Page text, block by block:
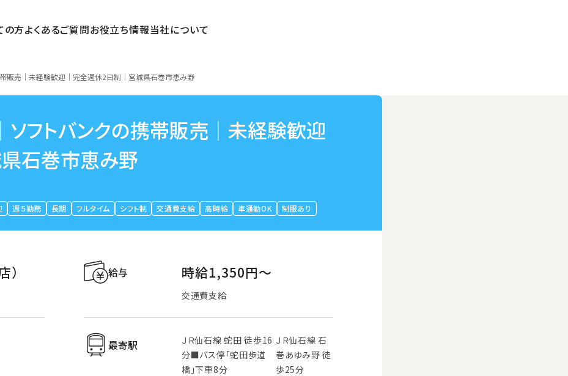
の方よくあるご質問お役立ち情報当社について
販売｜未経験歓迎｜完全週休2日制｜宮城県石巻市恵み野
フトバンクの携帯販売｜未経験歓迎
石巻市恵み野
週５勤務 長期 フルタイム シフト制 交通費支給 高時給 車通勤OK 制服あり
） 給与 時給1,350円〜
交通費支給
最寄駅
ＪＲ仙石線 蛇田 徒歩16
分■バス停「蛇田歩道
橋」下車8分
ＪＲ仙石線 石
巻あゆみ野 徒
歩25分